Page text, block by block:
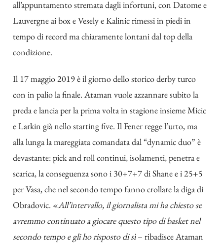
all’appuntamento stremata dagli infortuni, con Datome e
Lauvergne ai box e Vesely e Kalinic rimessi in piedi in
tempo di record ma chiaramente lontani dal top della
condizione.
Il 17 maggio 2019 è il giorno dello storico derby turco
con in palio la finale. Ataman vuole azzannare subito la
preda e lancia per la prima volta in stagione insieme Micic
e Larkin già nello starting five. Il Fener regge l’urto, ma
alla lunga la mareggiata comandata dal “dynamic duo” è
devastante: pick and roll continui, isolamenti, penetra e
scarica, la conseguenza sono i 30+7+7 di Shane e i 25+5
per Vasa, che nel secondo tempo fanno crollare la diga di
Obradovic. «All’intervallo, il giornalista mi ha chiesto se
avremmo continuato a giocare questo tipo di basket nel
secondo tempo e gli ho risposto di sì– ribadisce Ataman